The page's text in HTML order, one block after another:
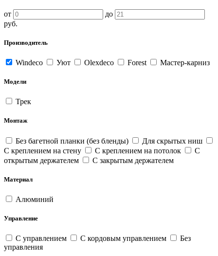
от
до
руб.
Производитель
Windeco Уют Olexdeco Forest Мастер-карниз
Модели
Трек
Монтаж
Без багетной планки (без бленды)
Для скрытых ниш
С креплением на стену
С креплением на потолок
С
открытым держателем
С закрытым держателем
Материал
Алюминий
Управление
С управлением С кордовым управлением
Без
управления